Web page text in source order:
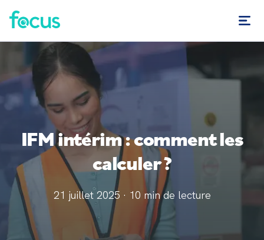
IFM intérim : comment les
calculer ?
21 juillet 2025 · 10 min de lecture